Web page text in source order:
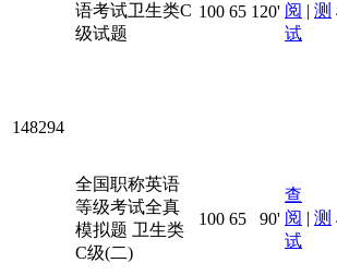
语考试卫生类C
级试题
100 65 120' 阅 | 测
试
148294
全国职称英语
等级考试全真
模拟题 卫生类
C级(二)
100 65 90'
查
阅 | 测
试